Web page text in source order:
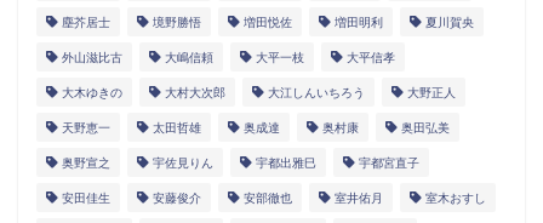
塵芥居士 境野勝悟 増田悦佐 増田明利 夏川賀央
外山滋比古 大嶋信頼 大平一枝 大平信孝
大木ゆきの 大村大次郎 大江しんいちろう 大野正人
天野恵一 太田哲雄 奥成達 奥村康 奥田弘美
奥野宣之 宇佐見りん 宇都出雅巳 宇都宮直子
安田佳生 安藤俊介 安部徹也 室井佑月 室木おすし